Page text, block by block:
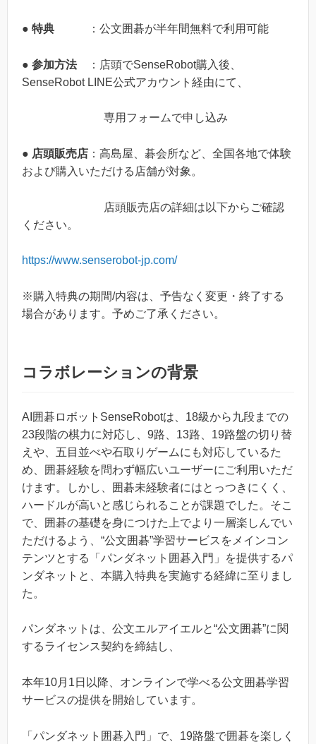
● 特典 ：公文囲碁が半年間無料で利用可能
● 参加方法
：店頭でSenseRobot購入後、
SenseRobot LINE公式アカウント経由にて、
専用フォームで申し込み
● 店頭販売店 ：高島屋、碁会所など、全国各地で体験
および購入いただける店舗が対象。
店頭販売店の詳細は以下からご確認
ください。
https://www.senserobot-jp.com/
※購入特典の期間/内容は、予告なく変更・終了する
場合があります。予めご了承ください。
コラボレーションの背景
AI囲碁ロボットSenseRobotは、18級から九段までの
23段階の棋力に対応し、9路、13路、19路盤の切り替
えや、五目並べや石取りゲームにも対応しているた
め、囲碁経験を問わず幅広いユーザーにご利用いただ
けます。しかし、囲碁未経験者にはとっつきにくく、
ハードルが高いと感じられることが課題でした。そこ
で、囲碁の基礎を身につけた上でより一層楽しんでい
ただけるよう、“公文囲碁”学習サービスをメインコン
テンツとする「パンダネット囲碁入門」を提供するパ
ンダネットと、本購入特典を実施する経緯に至りまし
た。
パンダネットは、公文エルアイエルと“公文囲碁”に関
するライセンス契約を締結し、
本年10月1日以降、オンラインで学べる公文囲碁学習
サービスの提供を開始しています。
「パンダネット囲碁入門」で、19路盤で囲碁を楽しく